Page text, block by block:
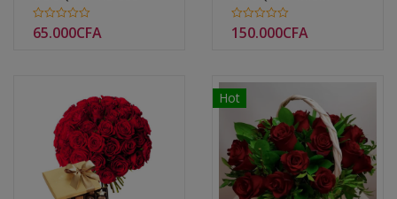
0
out
65.000CFA
0
out
150.000CFA
Hot